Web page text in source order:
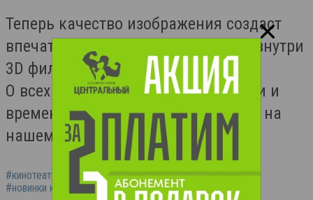
Теперь качество изображения создаст
впечатление полного присутствия внутри
3D фильма.
О всех новинках кино, их стоимости и
времени показа вы сможете узнать на
нашем сайте в разделе
афиша.
#кинотеатр мир балаково
#афиша балаково
#новинки кино балаково